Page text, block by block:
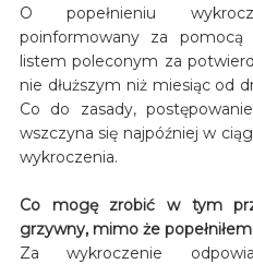
O popełnieniu
poinformowany za pomocą
listem poleconym za
nie dłuższym niż miesiąc od
Co do zasady,
wszczyna się najpóźniej w
wykroczenia.
Co mogę zrobić w tym
grzywny, mimo że
Za wykroczenie